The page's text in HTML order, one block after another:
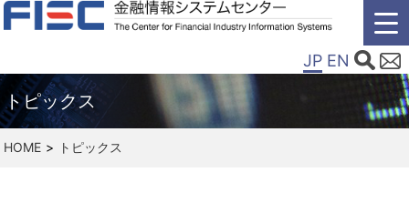
JP EN
トピックス
HOME トピックス